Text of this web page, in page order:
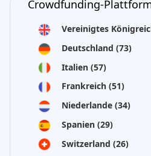
Crowdfunding-
Vereinigtes
Deutschland (73)
Italien (57)
Frankreich (51)
Niederlande (34)
Spanien (29)
Switzerland (26)